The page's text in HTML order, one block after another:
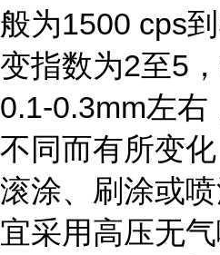
般为1500 cps
变指数为2至5
0.1-0.3mm左右
不同而有所变
滚涂、刷涂或
宜采用高压无气